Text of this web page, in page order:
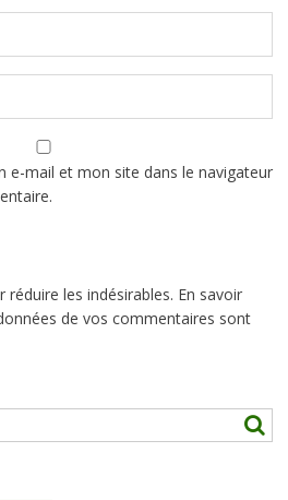
e-mail et mon site dans le navigateur
réduire les indésirables. En savoir
de vos commentaires sont